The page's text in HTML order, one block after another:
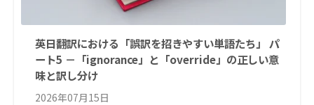
英日翻訳における「誤訳を招きやすい単語たち」 パ
ート5 －「ignorance」と「override」の正しい意
味と訳し分け
2026年07月15日